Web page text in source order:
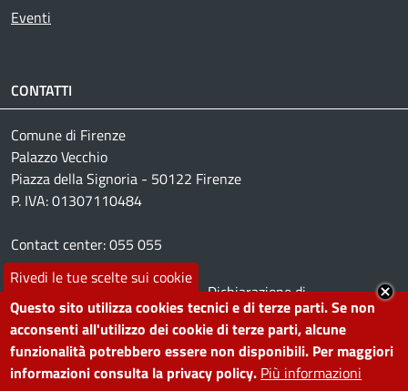
Rivedi le tue scelte sui cookie
Questo sito utilizza cookies tecnici e di terze parti. Se non
acconsenti all'utilizzo dei cookie di terze parti, alcune
funzionalità potrebbero essere non disponibili. Per maggiori
informazioni consulta la privacy policy. Più informazioni
Eventi
CONTATTI
Comune di Firenze
Palazzo Vecchio
Piazza della Signoria - 50122 Firenze
P. IVA: 01307110484
Contact center: 055 055
Footer menu
frequenti
Prenota appuntamento
Segnala disservizio
Dichiarazione di
accessibilità
Albo on line
Redazione web